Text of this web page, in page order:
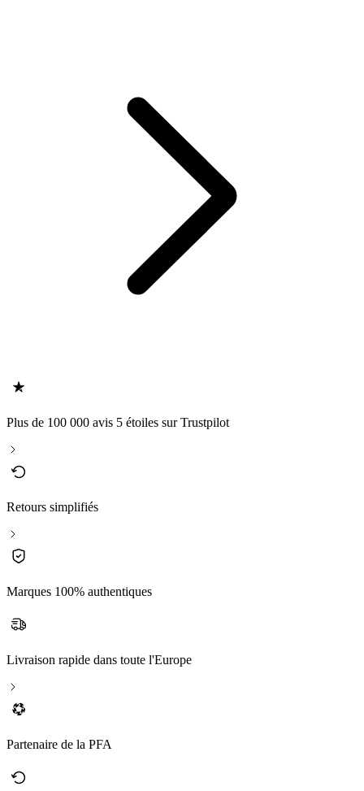
Plus de 100 000 avis 5 étoiles sur Trustpilot
Retours simplifiés
Marques 100% authentiques
Livraison rapide dans toute l'Europe
Partenaire de la PFA